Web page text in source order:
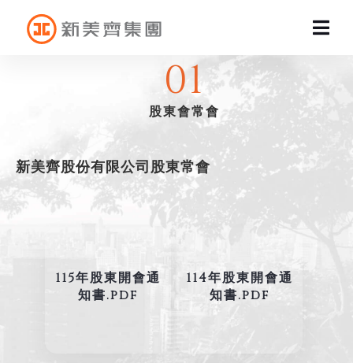
01
股東會常會
新美齊股份有限公司股東常會
115年股東開會通
知書.pdf
114年股東開會通
知書.pdf
業版圖
報修專區
才招募